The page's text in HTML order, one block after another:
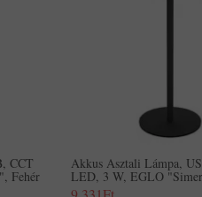
CCT
Fehér
Akkus Asztali Lámpa,
LED, 3 W, EGLO